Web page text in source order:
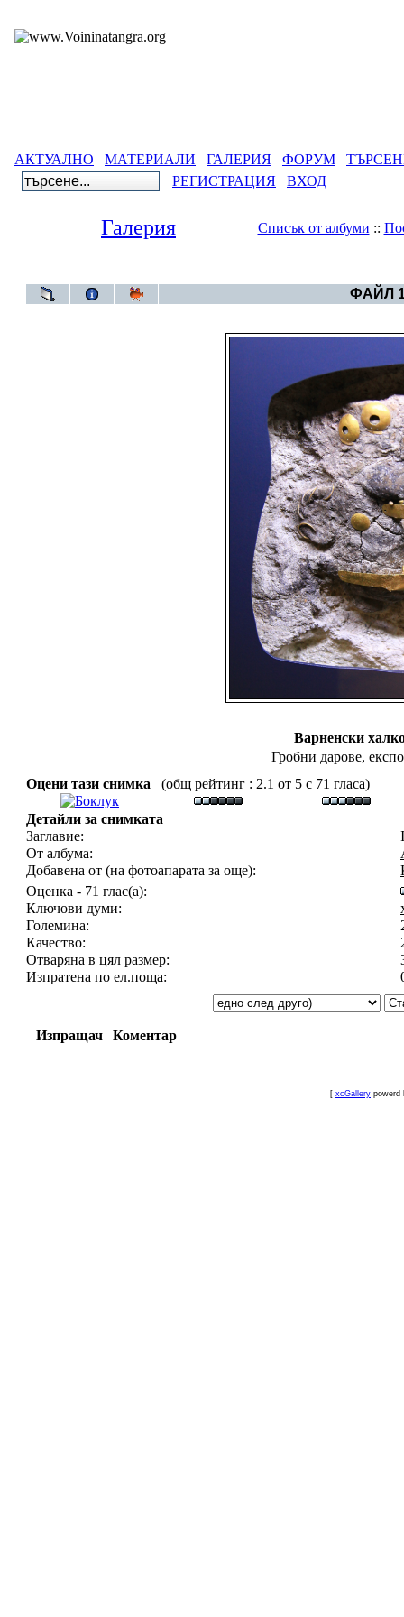
АКТУАЛНО МАТЕРИАЛИ ГАЛЕРИЯ ФОРУМ
РЕГИСТРАЦИЯ
ВХОД
Галерия Списък от албуми ::
ФАЙЛ
Варненски
Гробни дарове,
Оцени тази снимка
(общ рейтинг : 2.1 от 5 с 71 гласа)
Детайли за снимката
Заглавие:
От албума:
Добавена от (на фотоапарата за още):
Оценка - 71 глас(а):
Ключови думи:
Големина:
Качество:
Отваряна в цял размер:
Изпратена по ел.поща:
Изпращач Коментар
[ xcGallery